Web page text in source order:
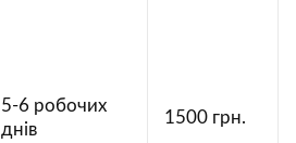
5-6 робочих
днів
1500 грн.